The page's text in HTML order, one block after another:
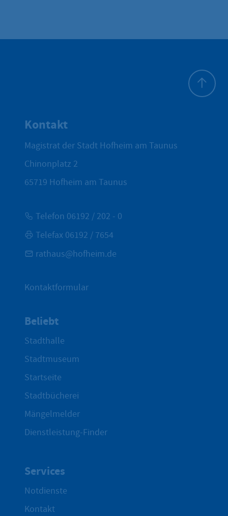
Kontakt
Magistrat der Stadt Hofheim am Taunus
Chinonplatz 2
65719 Hofheim am Taunus
Telefon 06192 / 202 - 0
Telefax 06192 / 7654
rathaus@hofheim.de
Kontaktformular
Beliebt
Stadthalle
Stadtmuseum
Startseite
Stadtbücherei
Mängelmelder
Dienstleistung-Finder
Services
Notdienste
Kontakt